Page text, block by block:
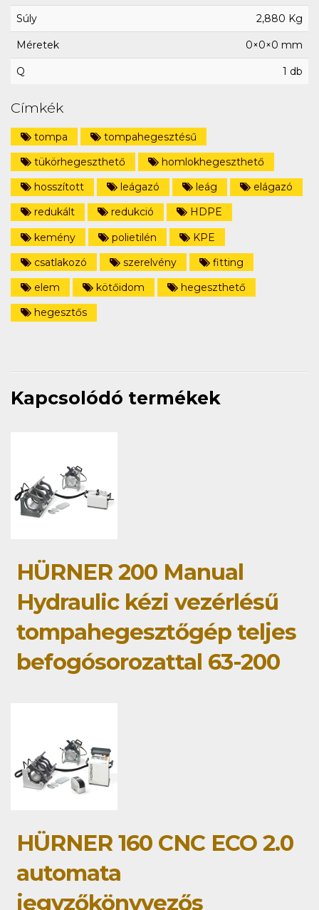
Súly 2,880 Kg
Méretek 0×0×0 mm
Q 1 db
Címkék
tompa
tompahegesztésű
tükörhegeszthető
homlokhegeszthető
hosszított
leágazó leág
elágazó
redukált
redukció
HDPE
kemény
polietilén
KPE
csatlakozó
szerelvény
fitting
elem
kötőidom
hegeszthető
hegesztős
Kapcsolódó termékek
HÜRNER 200 Manual
Hydraulic kézi vezérlésű
tompahegesztőgép teljes
befogósorozattal 63-200
HÜRNER 160 CNC ECO 2.0
automata
jegyzőkönyvezős